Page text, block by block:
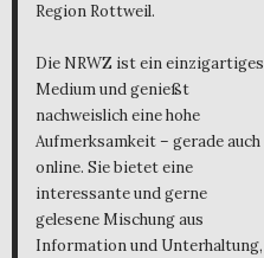
Region Rottweil.
Die NRWZ ist ein einzigartiges
Medium und genießt
nachweislich eine hohe
Aufmerksamkeit – gerade auch
online. Sie bietet eine
interessante und gerne
gelesene Mischung aus
Information und Unterhaltung,